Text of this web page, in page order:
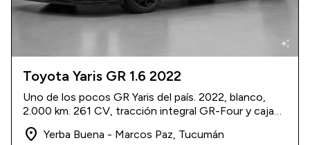
auto_awesome
2022 2.000 km
USD 53.000
Toyota Yaris GR 1.6 2022
Uno de los pocos GR Yaris del país. 2022, blanco,
2.000 km. 261 CV, tracción integral GR-Four y caja
manual.
place Yerba Buena - Marcos Paz, Tucumán